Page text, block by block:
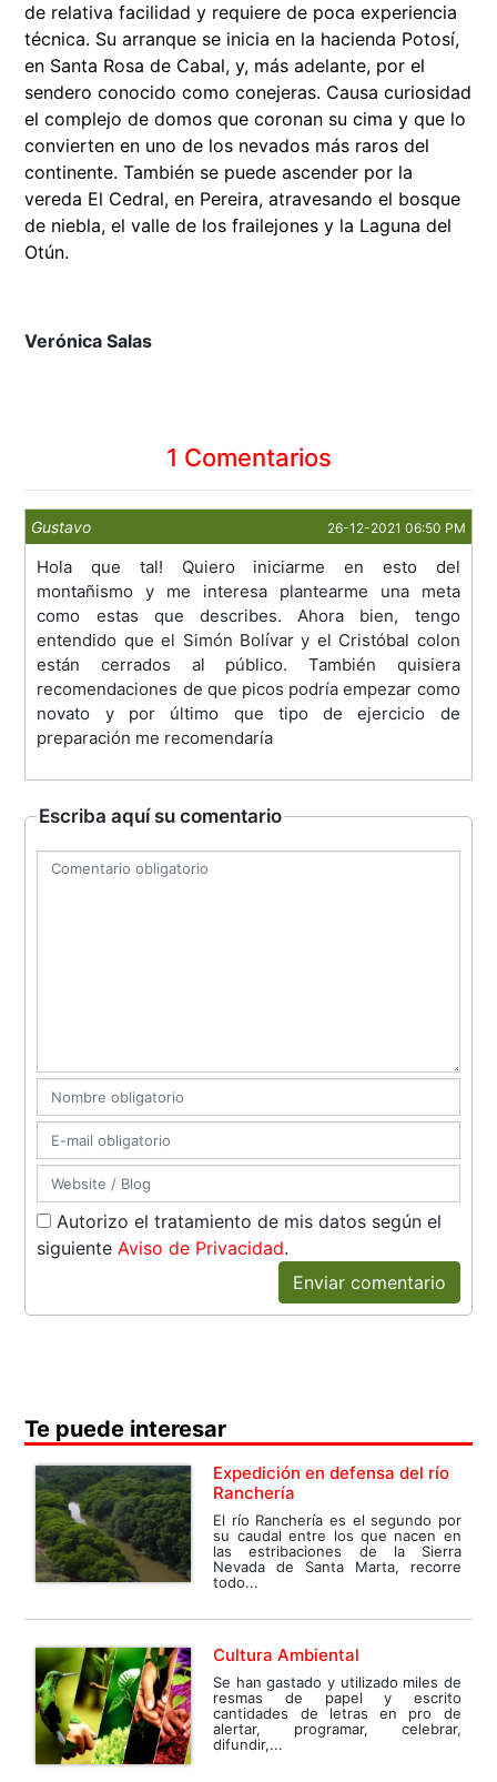
de relativa facilidad y requiere de poca experiencia
técnica. Su arranque se inicia en la hacienda Potosí,
en Santa Rosa de Cabal, y, más adelante, por el
sendero conocido como conejeras. Causa curiosidad
el complejo de domos que coronan su cima y que lo
convierten en uno de los nevados más raros del
continente. También se puede ascender por la
vereda El Cedral, en Pereira, atravesando el bosque
de niebla, el valle de los frailejones y la Laguna del
Otún.
Verónica Salas
1 Comentarios
Gustavo 26-12-2021 06:50 PM
Hola que tal! Quiero iniciarme en esto del
montañismo y me interesa plantearme una meta
como estas que describes. Ahora bien, tengo
entendido que el Simón Bolívar y el Cristóbal colon
están cerrados al público. También quisiera
recomendaciones de que picos podría empezar como
novato y por último que tipo de ejercicio de
preparación me recomendaría
Escriba aquí su comentario
Autorizo el tratamiento de mis datos según el
siguienteAviso de Privacidad.
Enviar comentario
Te puede interesar
Expedición en defensa del río
Ranchería
El río Ranchería es el segundo por
su caudal entre los que nacen en
las estribaciones de la Sierra
Nevada de Santa Marta, recorre
todo...
Cultura Ambiental
Se han gastado y utilizado miles de
resmas de papel y escrito
cantidades de letras en pro de
alertar, programar, celebrar,
difundir,...